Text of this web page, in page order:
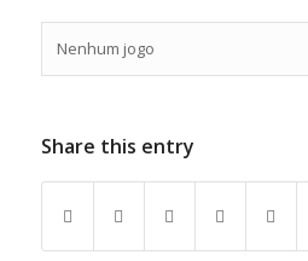
Nenhum jogo
Share this entry